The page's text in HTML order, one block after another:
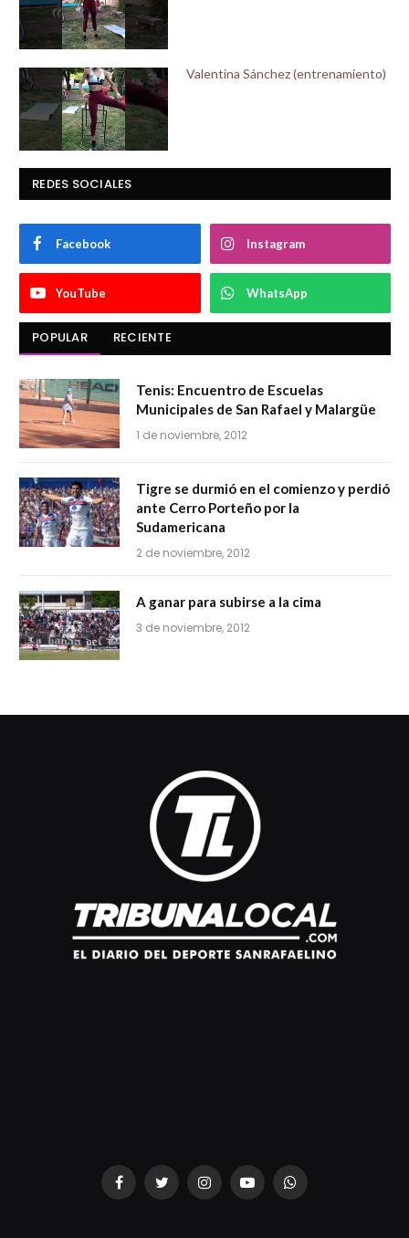
Valentina Sánchez (entrenamiento)
REDES SOCIALES
Facebook Instagram
YouTube WhatsApp
POPULAR RECIENTE
Tenis: Encuentro de Escuelas
Municipales de San Rafael y Malargüe
1 de noviembre, 2012
Tigre se durmió en el comienzo y perdió
ante Cerro Porteño por la
Sudamericana
2 de noviembre, 2012
A ganar para subirse a la cima
3 de noviembre, 2012
FacebookTwitterInstagramYouTubeWhatsApp